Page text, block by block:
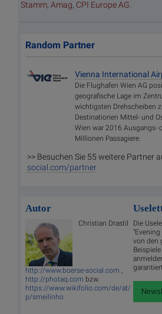
Stamm, Amag, CPI Europe AG
Random Partner
Vienna International
Die Flughafen Wien AG
geografische Lage im
wichtigsten Drehscheiben
Destinationen Mittel- und
Wien war 2016 Ausgangs-
Millionen Passagiere.
>> Besuchen Sie 55 weitere Partner
social.com/partner
Autor
Christian Drastil
http://www.boerse-social.com ,
http://photaq.com bzw.
https://www.wikifolio.com/de/at/
p/smeilinho
Die
von den